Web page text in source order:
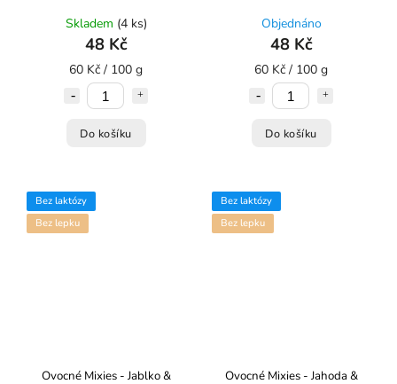
Skladem (4 ks)
48 Kč
60 Kč / 100 g
Do košíku
Objednáno
48 Kč
60 Kč / 100 g
Do košíku
Bez laktózy
Bez lepku
Ovocné Mixies - Jablko &
Bez laktózy
Bez lepku
Ovocné Mixies - Jahoda &